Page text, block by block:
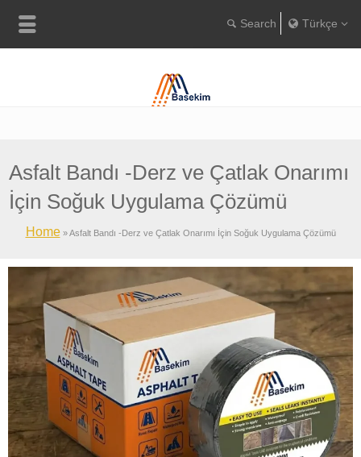
Türkçe
Home»Asfalt Bandı -Derz ve Çatlak Onarımı İçin Soğuk Uygulama Çözümü
Asfalt Bandı -Derz ve Çatlak Onarımı
İçin Soğuk Uygulama Çözümü